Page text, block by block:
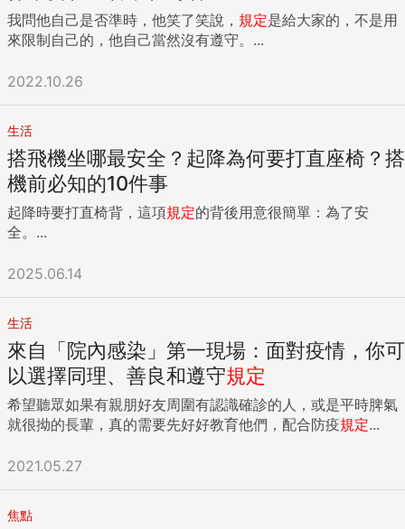
我問他自己是否準時，他笑了笑說， 規定是給大家的，不是用
來限制自己的，他自己當然沒有遵守。...
2022.10.26
生活
搭飛機坐哪最安全？起降為何要打直座椅？搭
機前必知的10件事
起降時要打直椅背，這項規定的背後用意很簡單：為了安
全。...
2025.06.14
生活
來自「院內感染」第一現場：面對疫情，你可
以選擇同理、善良和遵守規定
希望聽眾如果有親朋好友周圍有認識確診的人，或是平時脾氣
就很拗的長輩，真的需要先好好教育他們，配合防疫規定...
2021.05.27
焦點